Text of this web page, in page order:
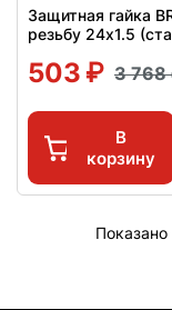
Защитная гайка
резьбу 24x1.5
503 3 768
В
корзину
Показано